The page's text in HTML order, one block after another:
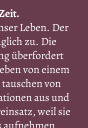
Leben. Der
zu. Die
überfordert
von einem
von
aus und
weil sie